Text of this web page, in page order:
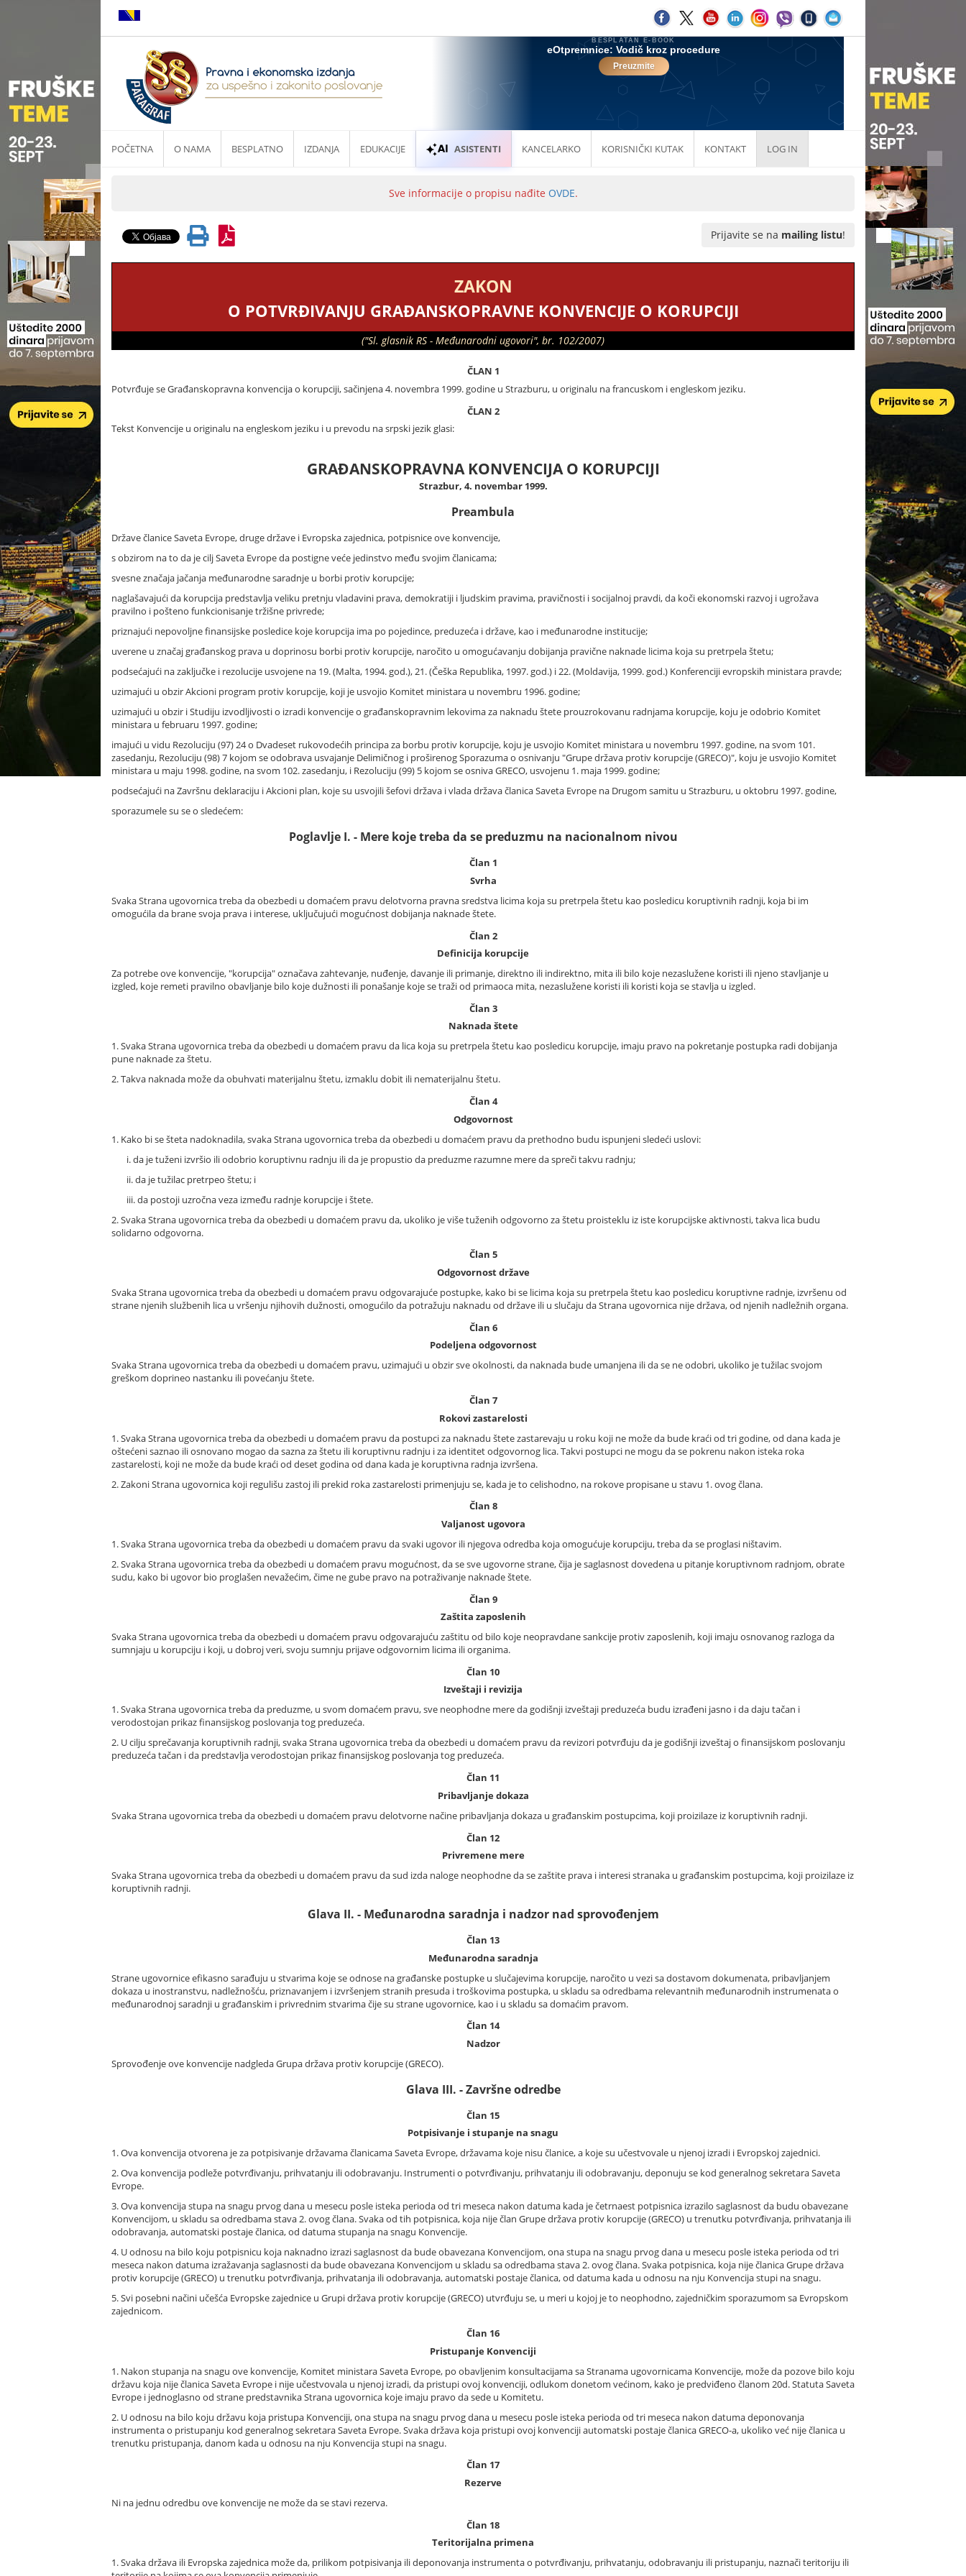
POČETNA O NAMA BESPLATNO IZDANJA EDUKACIJE ASISTENTI KANCELARKO KORISNIČKI KUTAK KONTAKT LOG IN
Sve informacije o propisu nađite OVDE.
Prijavite se na mailing listu!
ZAKON
O POTVRĐIVANJU GRAĐANSKOPRAVNE KONVENCIJE O KORUPCIJI
("Sl. glasnik RS - Međunarodni ugovori", br. 102/2007)
ČLAN 1
Potvrđuje se Građanskopravna konvencija o korupciji, sačinjena 4. novembra 1999. godine u Strazburu, u originalu na francuskom i engleskom jeziku.
ČLAN 2
Tekst Konvencije u originalu na engleskom jeziku i u prevodu na srpski jezik glasi:
GRAĐANSKOPRAVNA KONVENCIJA O KORUPCIJI
Strazbur, 4. novembar 1999.
Preambula
Države članice Saveta Evrope, druge države i Evropska zajednica, potpisnice ove konvencije,
s obzirom na to da je cilj Saveta Evrope da postigne veće jedinstvo među svojim članicama;
svesne značaja jačanja međunarodne saradnje u borbi protiv korupcije;
naglašavajući da korupcija predstavlja veliku pretnju vladavini prava, demokratiji i ljudskim pravima, pravičnosti i socijalnoj pravdi, da koči ekonomski razvoj i ugrožava
pravilno i pošteno funkcionisanje tržišne privrede;
priznajući nepovoljne finansijske posledice koje korupcija ima po pojedince, preduzeća i države, kao i međunarodne institucije;
uverene u značaj građanskog prava u doprinosu borbi protiv korupcije, naročito u omogućavanju dobijanja pravične naknade licima koja su pretrpela štetu;
podsećajući na zaključke i rezolucije usvojene na 19. (Malta, 1994. god.), 21. (Češka Republika, 1997. god.) i 22. (Moldavija, 1999. god.) Konferenciji evropskih ministara pravde;
uzimajući u obzir Akcioni program protiv korupcije, koji je usvojio Komitet ministara u novembru 1996. godine;
uzimajući u obzir i Studiju izvodljivosti o izradi konvencije o građanskopravnim lekovima za naknadu štete prouzrokovanu radnjama korupcije, koju je odobrio Komitet
ministara u februaru 1997. godine;
imajući u vidu Rezoluciju (97) 24 o Dvadeset rukovodećih principa za borbu protiv korupcije, koju je usvojio Komitet ministara u novembru 1997. godine, na svom 101.
zasedanju, Rezoluciju (98) 7 kojom se odobrava usvajanje Delimičnog i proširenog Sporazuma o osnivanju "Grupe država protiv korupcije (GRECO)", koju je usvojio Komitet
ministara u maju 1998. godine, na svom 102. zasedanju, i Rezoluciju (99) 5 kojom se osniva GRECO, usvojenu 1. maja 1999. godine;
podsećajući na Završnu deklaraciju i Akcioni plan, koje su usvojili šefovi država i vlada država članica Saveta Evrope na Drugom samitu u Strazburu, u oktobru 1997. godine,
sporazumele su se o sledećem:
Poglavlje I. - Mere koje treba da se preduzmu na nacionalnom nivou
Član 1
Svrha
Svaka Strana ugovornica treba da obezbedi u domaćem pravu delotvorna pravna sredstva licima koja su pretrpela štetu kao posledicu koruptivnih radnji, koja bi im
omogućila da brane svoja prava i interese, uključujući mogućnost dobijanja naknade štete.
Član 2
Definicija korupcije
Za potrebe ove konvencije, "korupcija" označava zahtevanje, nuđenje, davanje ili primanje, direktno ili indirektno, mita ili bilo koje nezaslužene koristi ili njeno stavljanje u
izgled, koje remeti pravilno obavljanje bilo koje dužnosti ili ponašanje koje se traži od primaoca mita, nezaslužene koristi ili koristi koja se stavlja u izgled.
Član 3
Naknada štete
1. Svaka Strana ugovornica treba da obezbedi u domaćem pravu da lica koja su pretrpela štetu kao posledicu korupcije, imaju pravo na pokretanje postupka radi dobijanja
pune naknade za štetu.
2. Takva naknada može da obuhvati materijalnu štetu, izmaklu dobit ili nematerijalnu štetu.
Član 4
Odgovornost
1. Kako bi se šteta nadoknadila, svaka Strana ugovornica treba da obezbedi u domaćem pravu da prethodno budu ispunjeni sledeći uslovi:
i. da je tuženi izvršio ili odobrio koruptivnu radnju ili da je propustio da preduzme razumne mere da spreči takvu radnju;
ii. da je tužilac pretrpeo štetu; i
iii. da postoji uzročna veza između radnje korupcije i štete.
2. Svaka Strana ugovornica treba da obezbedi u domaćem pravu da, ukoliko je više tuženih odgovorno za štetu proisteklu iz iste korupcijske aktivnosti, takva lica budu
solidarno odgovorna.
Član 5
Odgovornost države
Svaka Strana ugovornica treba da obezbedi u domaćem pravu odgovarajuće postupke, kako bi se licima koja su pretrpela štetu kao posledicu koruptivne radnje, izvršenu od
strane njenih službenih lica u vršenju njihovih dužnosti, omogućilo da potražuju naknadu od države ili u slučaju da Strana ugovornica nije država, od njenih nadležnih organa.
Član 6
Podeljena odgovornost
Svaka Strana ugovornica treba da obezbedi u domaćem pravu, uzimajući u obzir sve okolnosti, da naknada bude umanjena ili da se ne odobri, ukoliko je tužilac svojom
greškom doprineo nastanku ili povećanju štete.
Član 7
Rokovi zastarelosti
1. Svaka Strana ugovornica treba da obezbedi u domaćem pravu da postupci za naknadu štete zastarevaju u roku koji ne može da bude kraći od tri godine, od dana kada je
oštećeni saznao ili osnovano mogao da sazna za štetu ili koruptivnu radnju i za identitet odgovornog lica. Takvi postupci ne mogu da se pokrenu nakon isteka roka
zastarelosti, koji ne može da bude kraći od deset godina od dana kada je koruptivna radnja izvršena.
2. Zakoni Strana ugovornica koji regulišu zastoj ili prekid roka zastarelosti primenjuju se, kada je to celishodno, na rokove propisane u stavu 1. ovog člana.
Član 8
Valjanost ugovora
1. Svaka Strana ugovornica treba da obezbedi u domaćem pravu da svaki ugovor ili njegova odredba koja omogućuje korupciju, treba da se proglasi ništavim.
2. Svaka Strana ugovornica treba da obezbedi u domaćem pravu mogućnost, da se sve ugovorne strane, čija je saglasnost dovedena u pitanje koruptivnom radnjom, obrate
sudu, kako bi ugovor bio proglašen nevažećim, čime ne gube pravo na potraživanje naknade štete.
Član 9
Zaštita zaposlenih
Svaka Strana ugovornica treba da obezbedi u domaćem pravu odgovarajuću zaštitu od bilo koje neopravdane sankcije protiv zaposlenih, koji imaju osnovanog razloga da
sumnjaju u korupciju i koji, u dobroj veri, svoju sumnju prijave odgovornim licima ili organima.
Član 10
Izveštaji i revizija
1. Svaka Strana ugovornica treba da preduzme, u svom domaćem pravu, sve neophodne mere da godišnji izveštaji preduzeća budu izrađeni jasno i da daju tačan i
verodostojan prikaz finansijskog poslovanja tog preduzeća.
2. U cilju sprečavanja koruptivnih radnji, svaka Strana ugovornica treba da obezbedi u domaćem pravu da revizori potvrđuju da je godišnji izveštaj o finansijskom poslovanju
preduzeća tačan i da predstavlja verodostojan prikaz finansijskog poslovanja tog preduzeća.
Član 11
Pribavljanje dokaza
Svaka Strana ugovornica treba da obezbedi u domaćem pravu delotvorne načine pribavljanja dokaza u građanskim postupcima, koji proizilaze iz koruptivnih radnji.
Član 12
Privremene mere
Svaka Strana ugovornica treba da obezbedi u domaćem pravu da sud izda naloge neophodne da se zaštite prava i interesi stranaka u građanskim postupcima, koji proizilaze iz
koruptivnih radnji.
Glava II. - Međunarodna saradnja i nadzor nad sprovođenjem
Član 13
Međunarodna saradnja
Strane ugovornice efikasno sarađuju u stvarima koje se odnose na građanske postupke u slučajevima korupcije, naročito u vezi sa dostavom dokumenata, pribavljanjem
dokaza u inostranstvu, nadležnošću, priznavanjem i izvršenjem stranih presuda i troškovima postupka, u skladu sa odredbama relevantnih međunarodnih instrumenata o
međunarodnoj saradnji u građanskim i privrednim stvarima čije su strane ugovornice, kao i u skladu sa domaćim pravom.
Član 14
Nadzor
Sprovođenje ove konvencije nadgleda Grupa država protiv korupcije (GRECO).
Glava III. - Završne odredbe
Član 15
Potpisivanje i stupanje na snagu
1. Ova konvencija otvorena je za potpisivanje državama članicama Saveta Evrope, državama koje nisu članice, a koje su učestvovale u njenoj izradi i Evropskoj zajednici.
2. Ova konvencija podleže potvrđivanju, prihvatanju ili odobravanju. Instrumenti o potvrđivanju, prihvatanju ili odobravanju, deponuju se kod generalnog sekretara Saveta
Evrope.
3. Ova konvencija stupa na snagu prvog dana u mesecu posle isteka perioda od tri meseca nakon datuma kada je četrnaest potpisnica izrazilo saglasnost da budu obavezane
Konvencijom, u skladu sa odredbama stava 2. ovog člana. Svaka od tih potpisnica, koja nije član Grupe država protiv korupcije (GRECO) u trenutku potvrđivanja, prihvatanja ili
odobravanja, automatski postaje članica, od datuma stupanja na snagu Konvencije.
4. U odnosu na bilo koju potpisnicu koja naknadno izrazi saglasnost da bude obavezana Konvencijom, ona stupa na snagu prvog dana u mesecu posle isteka perioda od tri
meseca nakon datuma izražavanja saglasnosti da bude obavezana Konvencijom u skladu sa odredbama stava 2. ovog člana. Svaka potpisnica, koja nije članica Grupe država
protiv korupcije (GRECO) u trenutku potvrđivanja, prihvatanja ili odobravanja, automatski postaje članica, od datuma kada u odnosu na nju Konvencija stupi na snagu.
5. Svi posebni načini učešća Evropske zajednice u Grupi država protiv korupcije (GRECO) utvrđuju se, u meri u kojoj je to neophodno, zajedničkim sporazumom sa Evropskom
zajednicom.
Član 16
Pristupanje Konvenciji
1. Nakon stupanja na snagu ove konvencije, Komitet ministara Saveta Evrope, po obavljenim konsultacijama sa Stranama ugovornicama Konvencije, može da pozove bilo koju
državu koja nije članica Saveta Evrope i nije učestvovala u njenoj izradi, da pristupi ovoj konvenciji, odlukom donetom većinom, kako je predviđeno članom 20d. Statuta Saveta
Evrope i jednoglasno od strane predstavnika Strana ugovornica koje imaju pravo da sede u Komitetu.
2. U odnosu na bilo koju državu koja pristupa Konvenciji, ona stupa na snagu prvog dana u mesecu posle isteka perioda od tri meseca nakon datuma deponovanja
instrumenta o pristupanju kod generalnog sekretara Saveta Evrope. Svaka država koja pristupi ovoj konvenciji automatski postaje članica GRECO-a, ukoliko već nije članica u
trenutku pristupanja, danom kada u odnosu na nju Konvencija stupi na snagu.
Član 17
Rezerve
Ni na jednu odredbu ove konvencije ne može da se stavi rezerva.
Član 18
Teritorijalna primena
1. Svaka država ili Evropska zajednica može da, prilikom potpisivanja ili deponovanja instrumenta o potvrđivanju, prihvatanju, odobravanju ili pristupanju, naznači teritoriju ili